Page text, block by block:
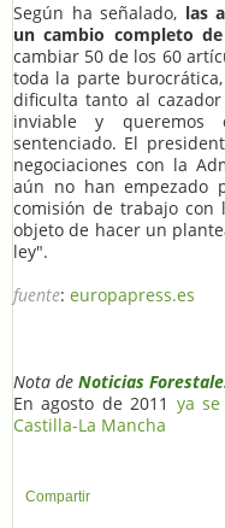
Según ha señalado, las
un cambio completo
cambiar 50 de los 60
toda la parte
dificulta tanto al
inviable y queremos
sentenciado. El
negociaciones con la
aún no han empezado
comisión de trabajo con
objeto de hacer un
ley".
fuente: europapress.es
Nota de Noticias
En agosto de 2011 ya
Castilla-La Mancha
Compartir